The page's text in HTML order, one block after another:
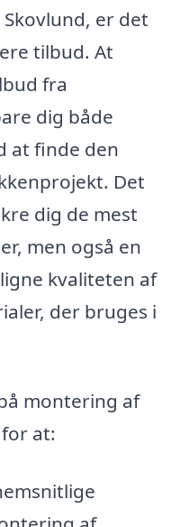
er det
tilbud. At
fra
dig både
at finde den
Det
dig de mest
men også en
kvaliteten af
der bruges i
montering af
at: